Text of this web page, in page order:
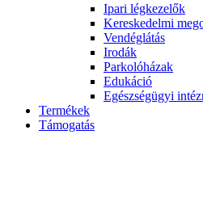
Ipari légkezelők
Kereskedelmi
Vendéglátás
Irodák
Parkolóházak
Edukáció
Egészségügyi
Termékek
Támogatás